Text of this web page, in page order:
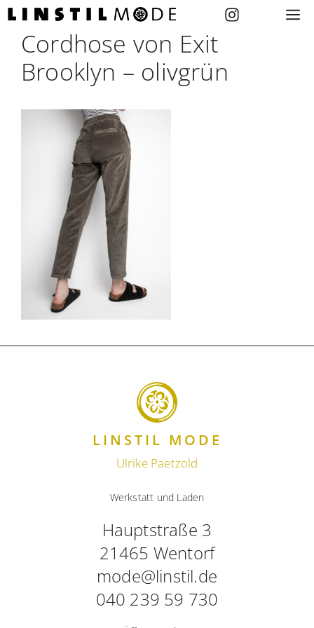
Zum
springenCordhose von Exit
Brooklyn – olivgrün
Werkstatt und Laden
Hauptstraße 3
21465 Wentorf
mode@linstil.de
040 239 59 730
LINSTIL MODE
Ulrike Paetzold